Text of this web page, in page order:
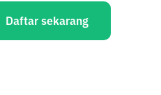
Daftar sekarang